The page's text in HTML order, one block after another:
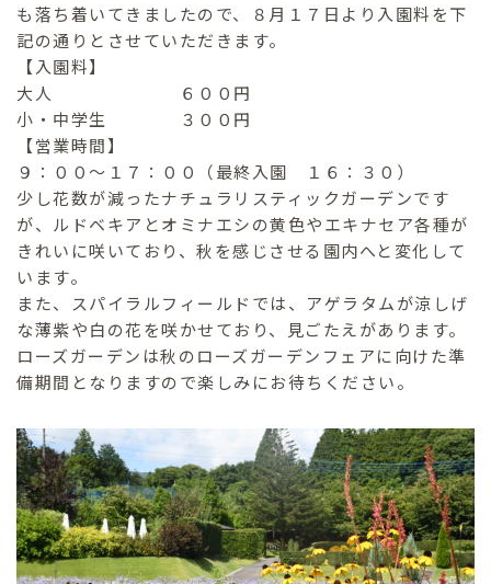
も落ち着いてきましたので、８月１７日より入園料を下
記の通りとさせていただきます。
【入園料】
大人 ６００円
小・中学生 ３００円
【営業時間】
９：００〜１７：００（最終入園 １６：３０）
少し花数が減ったナチュラリスティックガーデンです
が、ルドベキアとオミナエシの黄色やエキナセア各種が
きれいに咲いており、秋を感じさせる園内へと変化して
います。
また、スパイラルフィールドでは、アゲラタムが涼しげ
な薄紫や白の花を咲かせており、見ごたえがあります。
ローズガーデンは秋のローズガーデンフェアに向けた準
備期間となりますので楽しみにお待ちください。